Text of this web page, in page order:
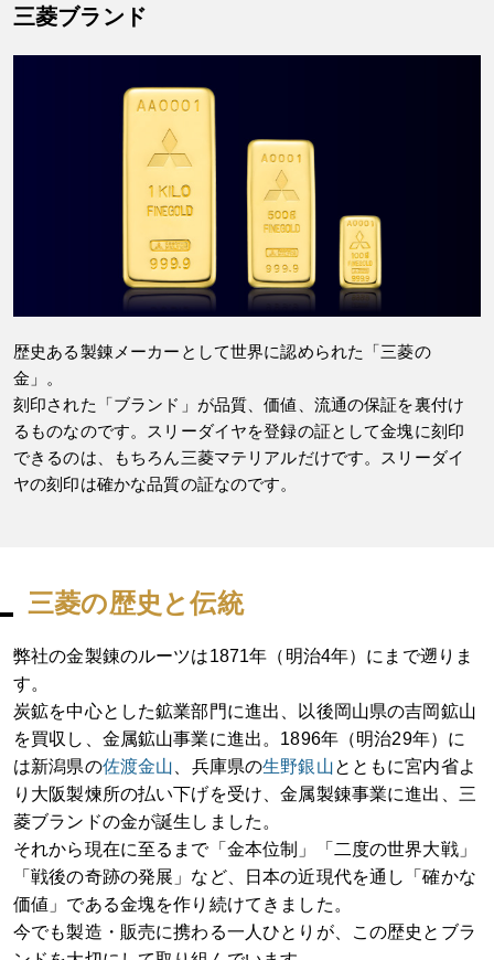
三菱ブランド
歴史ある製錬メーカーとして世界に認められた「三菱の
金」。
刻印された「ブランド」が品質、価値、流通の保証を裏付け
るものなのです。スリーダイヤを登録の証として金塊に刻印
できるのは、もちろん三菱マテリアルだけです。スリーダイ
ヤの刻印は確かな品質の証なのです。
三菱の歴史と伝統
弊社の金製錬のルーツは1871年（明治4年）にまで遡りま
す。
炭鉱を中心とした鉱業部門に進出、以後岡山県の吉岡鉱山
を買収し、金属鉱山事業に進出。1896年（明治29年）に
は新潟県の佐渡金山 、兵庫県の生野銀山とともに宮内省よ
り大阪製煉所の払い下げを受け、金属製錬事業に進出、三
菱ブランドの金が誕生しました。
それから現在に至るまで「金本位制」「二度の世界大戦」
「戦後の奇跡の発展」など、日本の近現代を通し「確かな
価値」である金塊を作り続けてきました。
今でも製造・販売に携わる一人ひとりが、この歴史とブラ